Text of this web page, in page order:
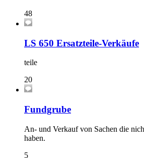
48
LS 650 Ersatzteile-Verkäufe
teile
20
Fundgrube
An- und Verkauf von Sachen die
haben.
5